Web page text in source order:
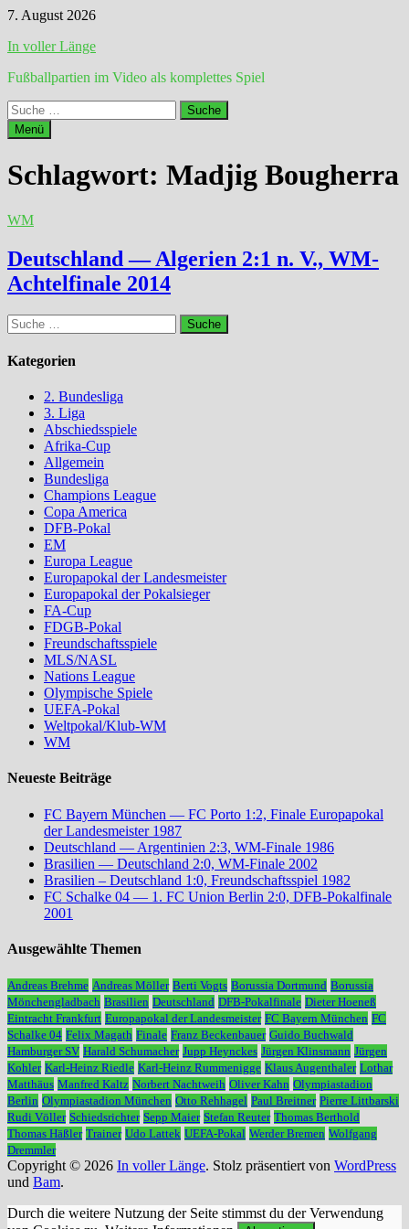
Zum
springen
7. August 2026
In voller Länge
Fußballpartien im Video als komplettes Spiel
Suche
nach:
Menü
Schlagwort: Madjig Bougherra
WM
Deutschland — Algerien 2:1 n. V., WM-
Achtelfinale 2014
Suche
nach:
Kategorien
2. Bundesliga
3. Liga
Abschiedsspiele
Afrika-Cup
Allgemein
Bundesliga
Champions League
Copa America
DFB-Pokal
EM
Europa League
Europapokal der Landesmeister
Europapokal der Pokalsieger
FA-Cup
FDGB-Pokal
Freundschaftsspiele
MLS/NASL
Nations League
Olympische Spiele
UEFA-Pokal
Weltpokal/Klub-WM
WM
Neueste Beiträge
FC Bayern München — FC Porto 1:2, Finale Europapokal
der Landesmeister 1987
Deutschland — Argentinien 2:3, WM-Finale 1986
Brasilien — Deutschland 2:0, WM-Finale 2002
Brasilien – Deutschland 1:0, Freundschaftsspiel 1982
FC Schalke 04 — 1. FC Union Berlin 2:0, DFB-Pokalfinale
2001
Ausgewählte Themen
Andreas Brehme Andreas Möller Berti Vogts Borussia Dortmund Borussia
Mönchengladbach Brasilien Deutschland DFB-Pokalfinale Dieter Hoeneß
Eintracht Frankfurt Europapokal der Landesmeister FC Bayern München FC
Schalke 04 Felix Magath Finale Franz Beckenbauer Guido Buchwald
Hamburger SV Harald Schumacher Jupp Heynckes Jürgen Klinsmann Jürgen
Kohler Karl-Heinz Riedle Karl-Heinz Rummenigge Klaus Augenthaler Lothar
Matthäus Manfred Kaltz Norbert Nachtweih Oliver Kahn Olympiastadion
Berlin Olympiastadion München Otto Rehhagel Paul Breitner Pierre Littbarski
Rudi Völler Schiedsrichter Sepp Maier Stefan Reuter Thomas Berthold
Thomas Häßler Trainer Udo Lattek UEFA-Pokal Werder Bremen Wolfgang
Dremmler
Copyright © 2026 In voller Länge. Stolz präsentiert von WordPress
und Bam.
Durch die weitere Nutzung der Seite stimmst du der Verwendung